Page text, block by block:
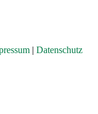
| Datenschutz